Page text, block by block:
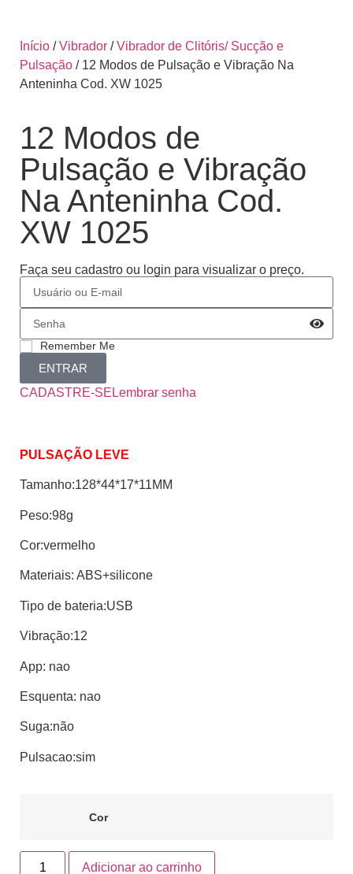
Início /Vibrador /Vibrador de Clitóris/ Sucção e
Pulsação / 12 Modos de Pulsação e Vibração Na
Anteninha Cod. XW 1025
12 Modos de
Pulsação e Vibração
Na Anteninha Cod.
XW 1025
Faça seu cadastro ou login para visualizar o preço.
Remember Me
ENTRAR
CADASTRE-SELembrar senha
PULSAÇÃO LEVE
Tamanho:128*44*17*11MM
Peso:98g
Cor:vermelho
Materiais: ABS+silicone
Tipo de bateria:USB
Vibração:12
App: nao
Esquenta: nao
Suga:não
Pulsacao:sim
Cor
Adicionar ao carrinho